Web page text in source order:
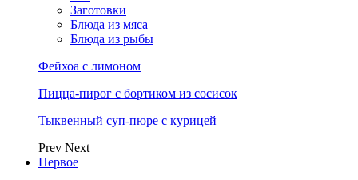
Заготовки
Блюда из мяса
Блюда из рыбы
Фейхоа с лимоном
Пицца-пирог с бортиком из сосисок
Тыквенный суп-пюре с курицей
Prev Next
Первое